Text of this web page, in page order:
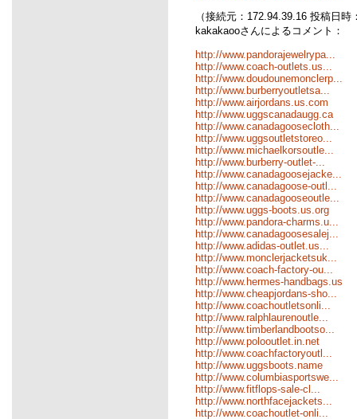
（接続元：172.94.39.16 投稿日
kakakaooさんによるコメント：
http://www.pandorajewelrypa...
http://www.coach-outlets.us...
http://www.doudounemonclerp...
http://www.burberryoutletsa...
http://www.airjordans.us.com
http://www.uggscanadaugg.ca
http://www.canadagoosecloth...
http://www.uggsoutletstoreo...
http://www.michaelkorsoutle...
http://www.burberry-outlet-...
http://www.canadagoosejacke...
http://www.canadagoose-outl...
http://www.canadagooseoutle...
http://www.uggs-boots.us.org
http://www.pandora-charms.u...
http://www.canadagoosesalej...
http://www.adidas-outlet.us...
http://www.monclerjacketsuk...
http://www.coach-factory-ou...
http://www.hermes-handbags.us
http://www.cheapjordans-sho...
http://www.coachoutletsonli...
http://www.ralphlaurenoutle...
http://www.timberlandbootso...
http://www.polooutlet.in.net
http://www.coachfactoryoutl...
http://www.uggsboots.name
http://www.columbiasportswe...
http://www.fitflops-sale-cl...
http://www.northfacejackets...
http://www.coachoutlet-onli...